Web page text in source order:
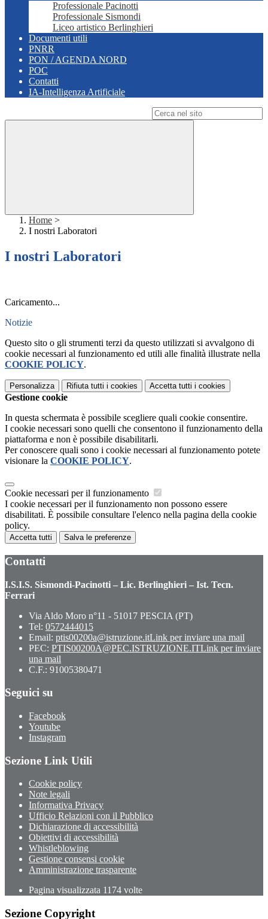
Professionale Pacinotti
Professionale Sismondi
Liceo artistico Berlinghieri
Documenti utili
PNRR
PON / AGENDA NORD
POC
Contatti
IA-Intelligenza Artificiale
Home >
I nostri Laboratori
I nostri Laboratori
Caricamento...
Notizie
Questo sito o gli strumenti terzi da questo utilizzati si avvalgono di
cookie necessari al funzionamento ed utili alle finalità illustrate nella
COOKIE POLICY.
Personalizza Rifiuta tutti i cookies Accetta tutti i cookies
Gestione cookie
In questa schermata è possibile scegliere quali cookie consentire.
I cookie necessari sono quelli che consentono il funzionamento della
piattaforma e non è possibile disabilitarli.
Per conoscere quali sono i cookie necessari al funzionamento potete
visionare la COOKIE POLICY.
Cookie necessari per il funzionamento
I cookie necessari per il funzionamento non possono essere
disabilitati. È possibile consultare l'elenco nella pagina della cookie
policy.
Accetta tutti Salva le preferenze
Contatti
I.S.I.S. Sismondi-Pacinotti – Lic. Berlinghieri – Ist. Tecn.
Ferrari
Via Aldo Moro n°11 - 51017 PESCIA (PT)
Tel: 0572444015
Email: ptis00200a@istruzione.itLink per inviare una mail
PEC: PTIS00200A@PEC.ISTRUZIONE.ITLink per inviare
una mail
C.F.: 91005380471
Seguici su
Facebook
Youtube
Instagram
Sezione Link Utili
Cookie policy
Note legali
Informativa Privacy
Ufficio Relazioni con il Pubblico
Dichiarazione di accessibilità
Obiettivi di accessibilità
Whistleblowing
Gestione consensi cookie
Amministrazione trasparente
Pagina visualizzata 1174 volte
Sezione Copyright